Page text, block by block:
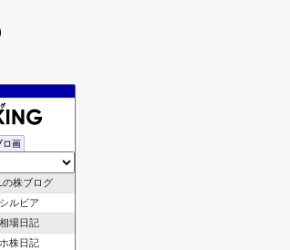
ロ画
産運用ブログ
の株ブログ
ルビア
場日記
株日記